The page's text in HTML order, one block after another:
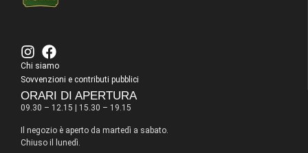
Chi siamo
Sovvenzioni e contributi pubblici
ORARI DI APERTURA
09.30 – 12.15 | 15.30 – 19.15
Il negozio è aperto da martedì a sabato.
Chiuso il lunedì.